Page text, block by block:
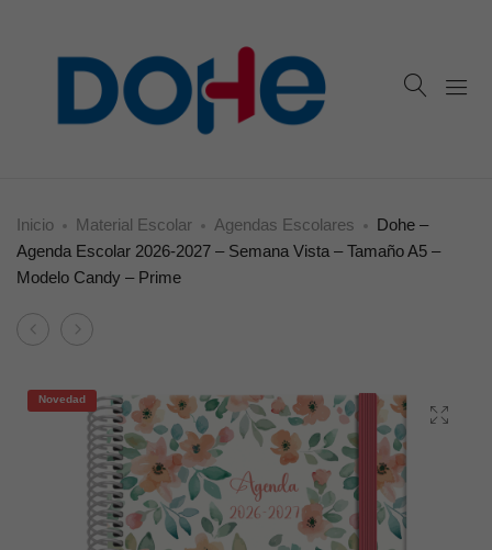
Inicio Material Escolar Agendas Escolares
Dohe –
Agenda Escolar 2026-2027 – Semana Vista – Tamaño A5 –
Modelo Candy – Prime
Product
Dohe
Agenda
Escolar
2026-
Dohe
Agenda
Escolar
2026-
2027
Novedad